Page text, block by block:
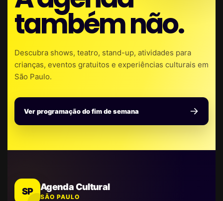
também não.
Descubra shows, teatro, stand-up, atividades para
crianças, eventos gratuitos e experiências culturais em
São Paulo.
Ver programação do fim de semana
SP Agenda Cultural
SÃO PAULO